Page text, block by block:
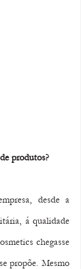
produtos?
desde a
á qualidade
chegasse
propõe. Mesmo